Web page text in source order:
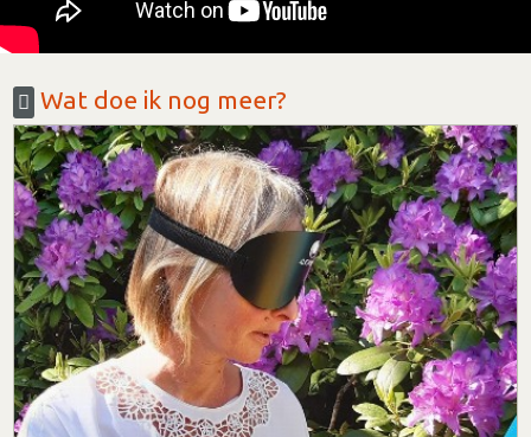
Wat doe ik nog meer?